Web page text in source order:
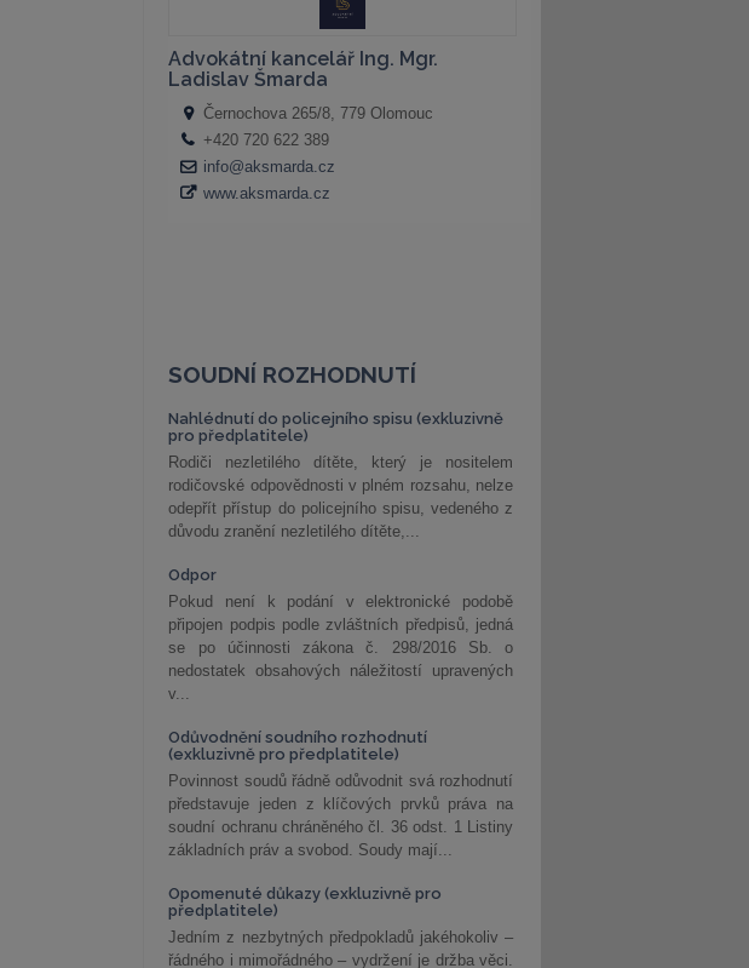
SOUDNÍ ROZHODNUTÍ
Nahlédnutí do policejního spisu (exkluzivně
pro předplatitele)
Rodiči nezletilého dítěte, který je nositelem
rodičovské odpovědnosti v plném rozsahu, nelze
odepřít přístup do policejního spisu, vedeného z
důvodu zranění nezletilého dítěte,...
Odpor
Pokud není k podání v elektronické podobě
připojen podpis podle zvláštních předpisů, jedná
se po účinnosti zákona č. 298/2016 Sb. o
nedostatek obsahových náležitostí upravených
v...
Odůvodnění soudního rozhodnutí
(exkluzivně pro předplatitele)
Povinnost soudů řádně odůvodnit svá rozhodnutí
představuje jeden z klíčových prvků práva na
soudní ochranu chráněného čl. 36 odst. 1 Listiny
základních práv a svobod. Soudy mají...
Opomenuté důkazy (exkluzivně pro
předplatitele)
Jedním z nezbytných předpokladů jakéhokoliv –
řádného i mimořádného – vydržení je držba věci.